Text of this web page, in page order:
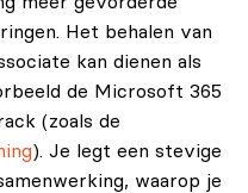
Het behalen van
kan dienen als
de Microsoft 365
(zoals de
). Je legt een stevige
waarop je